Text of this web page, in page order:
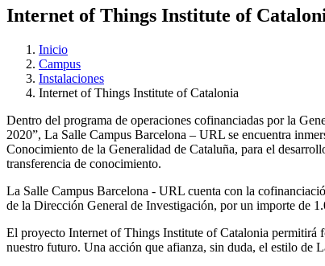
Internet of Things Institute of
Inicio
Campus
Instalaciones
Internet of Things Institute of Catalonia
Dentro del programa de operaciones cofinanciadas por la
2020”, La Salle Campus Barcelona – URL se encuentra
Conocimiento de la Generalidad de Cataluña, para el
transferencia de conocimiento.
La Salle Campus Barcelona - URL cuenta con la
de la Dirección General de Investigación, por un importe de
El proyecto Internet of Things Institute of Catalonia permitirá
nuestro futuro. Una acción que afianza, sin duda, el estilo